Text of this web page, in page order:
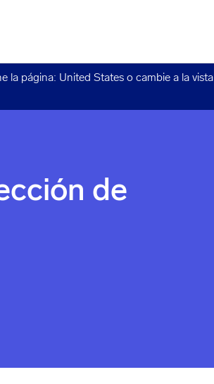
la página: United States o cambie a la vista
de